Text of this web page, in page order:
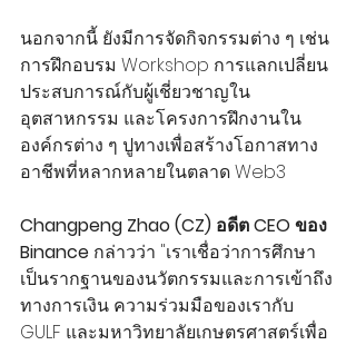
นอกจากนี้ ยังมีการจัดกิจกรรมต่าง ๆ เช่น
การฝึกอบรม Workshop การแลกเปลี่ยน
ประสบการณ์กับผู้เชี่ยวชาญใน
อุตสาหกรรม และโครงการฝึกงานใน
องค์กรต่าง ๆ ปูทางเพื่อสร้างโอกาสทาง
อาชีพที่หลากหลายในตลาด Web3
Changpeng Zhao (CZ) อดีต CEO ของ
Binance กล่าวว่า "เราเชื่อว่าการศึกษา
เป็นรากฐานของนวัตกรรมและการเข้าถึง
ทางการเงิน ความร่วมมือของเรากับ
GULF และมหาวิทยาลัยเกษตรศาสตร์เพื่อ